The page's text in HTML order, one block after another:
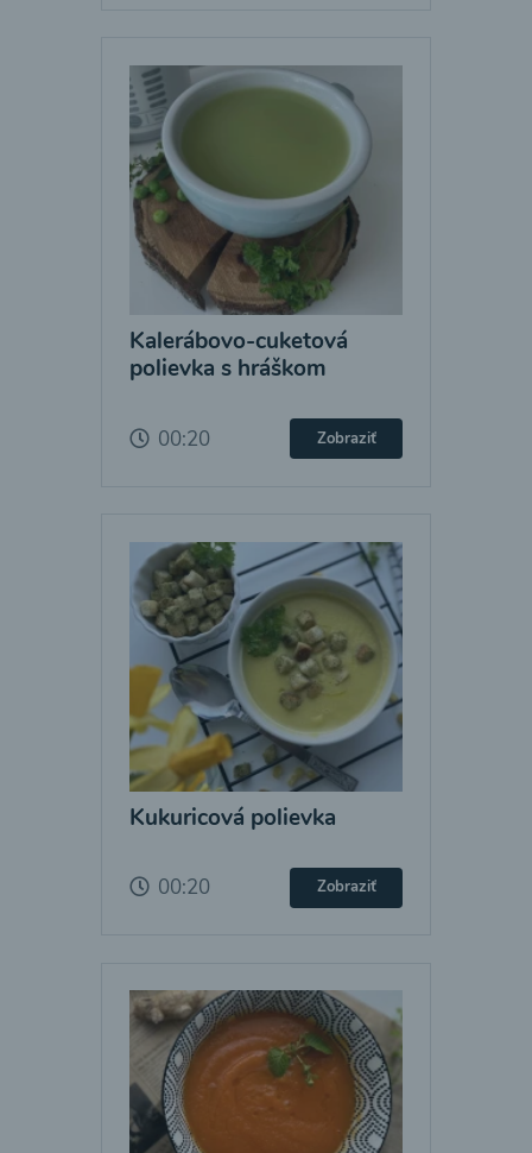
Kalerábovo-cuketová
polievka s hráškom
00:20 Zobraziť
Kukuricová polievka
00:20 Zobraziť